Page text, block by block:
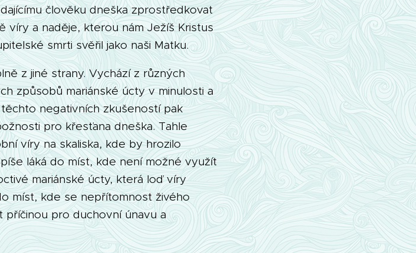
člověku dneška zprostředkovat
a naděje, kterou nám Ježíš Kristus
smrti svěřil jako naši Matku.
z jiné strany. Vychází z různých
způsobů mariánské úcty v minulosti a
negativních zkušeností pak
pro křesťana dneška. Tahle
víry na skaliska, kde by hrozilo
láká do míst, kde není možné využít
mariánské úcty, která loď víry
míst, kde se nepřítomnost živého
příčinou pro duchovní únavu a